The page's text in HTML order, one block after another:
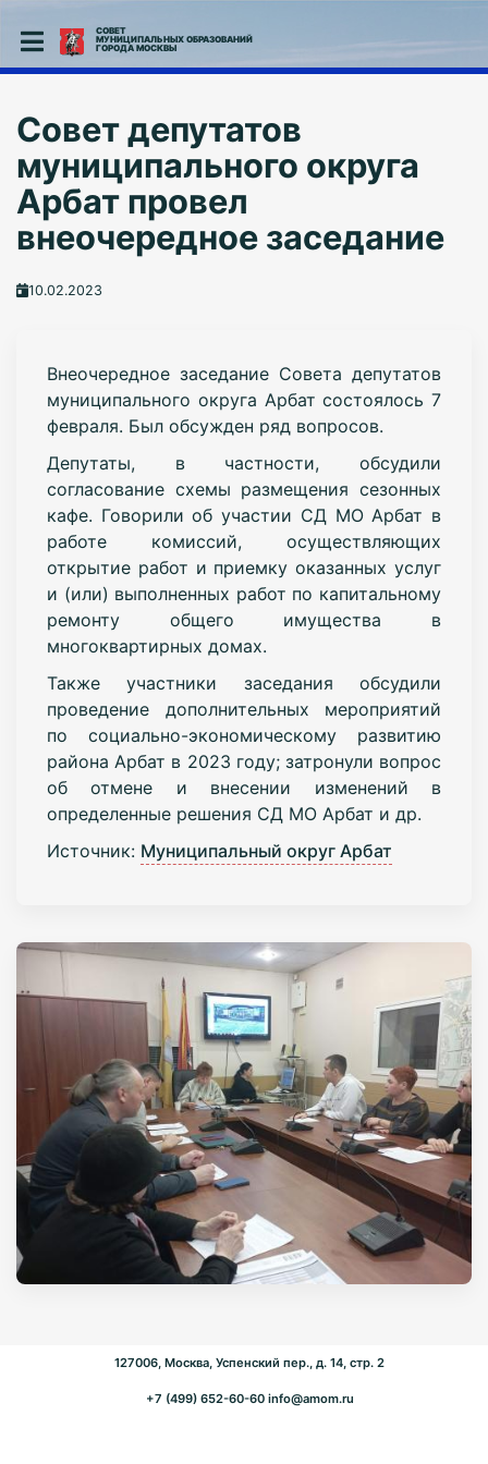
СОВЕТ
МУНИЦИПАЛЬНЫХ ОБРАЗОВАНИЙ
ГОРОДА МОСКВЫ
Совет депутатов
муниципального округа
Арбат провел
внеочередное заседание
10.02.2023
Внеочередное заседание Совета депутатов
муниципального округа Арбат состоялось 7
февраля. Был обсужден ряд вопросов.
Депутаты, в частности, обсудили
согласование схемы размещения сезонных
кафе. Говорили об участии СД МО Арбат в
работе комиссий, осуществляющих
открытие работ и приемку оказанных услуг
и (или) выполненных работ по капитальному
ремонту общего имущества в
многоквартирных домах.
Также участники заседания обсудили
проведение дополнительных мероприятий
по социально-экономическому развитию
района Арбат в 2023 году; затронули вопрос
об отмене и внесении изменений в
определенные решения СД МО Арбат и др.
Источник: Муниципальный округ Арбат
127006, Москва, Успенский пер., д. 14, стр. 2
+7 (499) 652-60-60 info@amom.ru